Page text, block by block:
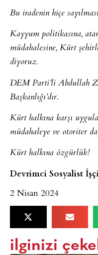
Bu iradenin hiçe
Kayyum politikasına,
müdahalesine, Kürt
diyoruz.
DEM Parti’li Abdullah
Başkanlığı’dır.
Kürt halkına karşı
müdahaleye ve otoriter
Kürt halkına özgürlük!
Devrimci Sosyalist
2 Nisan 2024
ilginizi